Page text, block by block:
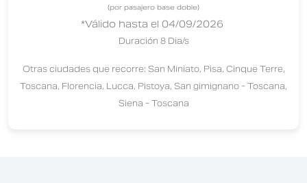
(por pasajero base doble)
*Válido hasta el 04/09/2026
Duración 8 Dia/s
Otras ciudades que recorre: San Miniato, Pisa, Cinque Terre,
Toscana, Florencia, Lucca, Pistoya, San gimignano - Toscana,
Siena - Toscana